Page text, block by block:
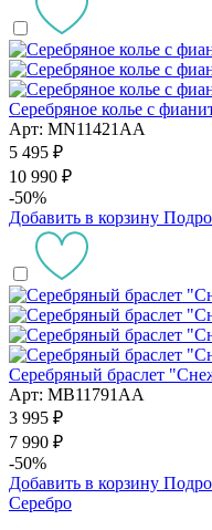
Серебряное колье с
Арт: MN11421AA
5 495 ₽
10 990 ₽
-50%
Добавить в корзину
Серебряный браслет
Арт: MB11791AA
3 995 ₽
7 990 ₽
-50%
Добавить в корзину
Серебро